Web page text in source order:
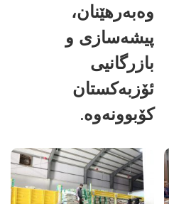
وەبەرهێنان،
پیشەسازی و
بازرگانیی
ئۆزبەکستان
کۆبوونەوە.